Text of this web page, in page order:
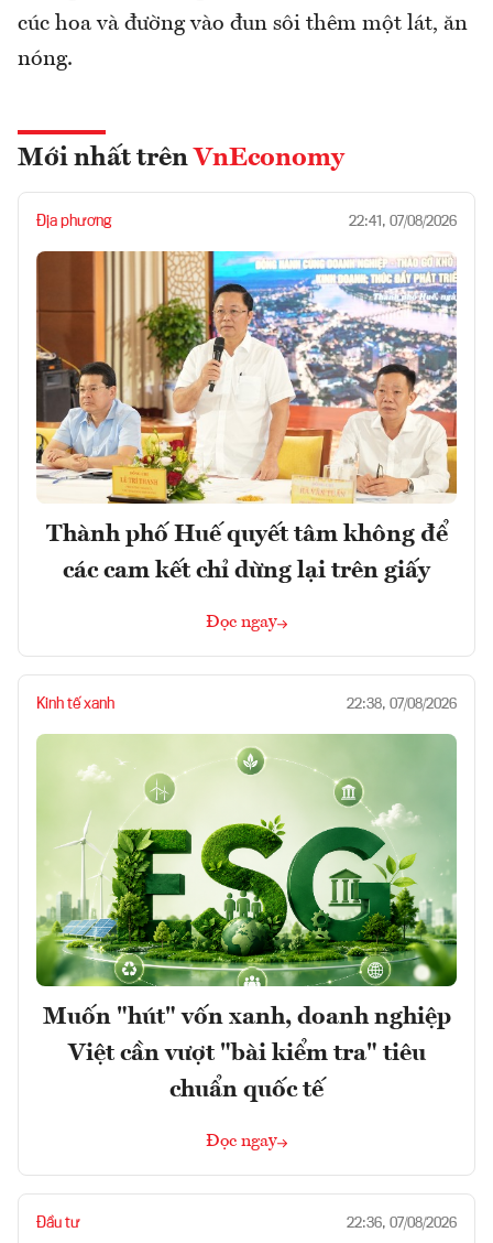
cúc hoa và đường vào đun sôi thêm một lát, ăn
nóng.
Mới nhất trên VnEconomy
Địa phương 22:41, 07/08/2026
Thành phố Huế quyết tâm không để
các cam kết chỉ dừng lại trên giấy
Đọc ngay
Kinh tế xanh 22:38, 07/08/2026
Muốn "hút" vốn xanh, doanh nghiệp
Việt cần vượt "bài kiểm tra" tiêu
chuẩn quốc tế
Đọc ngay
Đầu tư 22:36, 07/08/2026